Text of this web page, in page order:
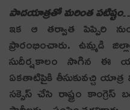
పాద‌యాత్ర‌తో మ‌రింత
ఇక ఆ తర్వాత పిప్పిరి
ప్రారంభించారు. ఉమ్మడి
సుదీర్షకాలం సాగిన ఈ
ఏక‌తాటిపైకి తీసుకువ‌చ్చి
సక్సెస్ చేసి రాష్ట్రం